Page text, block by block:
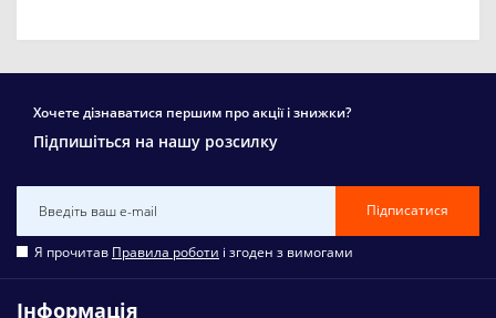
Хочете дізнаватися першим про акції і знижки?
Підпишіться на нашу розсилку
Підписатися
Я прочитав Правила роботи і згоден з вимогами
Інформація